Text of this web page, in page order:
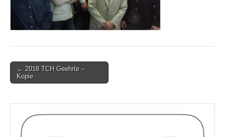
Post
navigation
← 2018 TCH Geehrte –
Kopie